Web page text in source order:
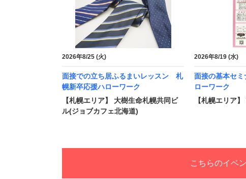
2026年8/25 (火)
面接での立ち居ふるまいレッスン 札
幌新卒応援ハローワーク
【札幌エリア】 大樹生命札幌共同ビ
ル(ジョブカフェ北海道)
2026年8/19 (水)
面接の基本セ
ローワーク
【札幌エリア
こちらのイベ